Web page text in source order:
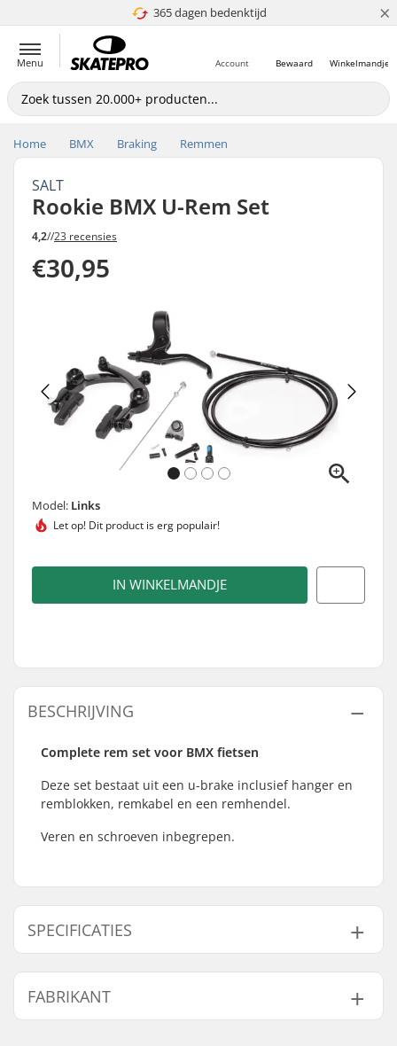
365 dagen bedenktijd
4.8 van 5 ×
Menu Winkelmandje
Bewaard
Account
Home BMX Braking Remmen
SALT
Rookie BMX U-Rem Set
4,2//23 recensies
€30,95
Model: Links
Let op! Dit product iserg populair!
IN WINKELMANDJE
BESCHRIJVING
Complete rem set voor BMX fietsen
Deze set bestaat uit een u-brake inclusief hanger en
remblokken, remkabel en een remhendel.
Veren en schroeven inbegrepen.
SPECIFICATIES
Lengte kabel:
130cm
BMX Brake:
Gyro compatibel:
Nee
FABRIKANT